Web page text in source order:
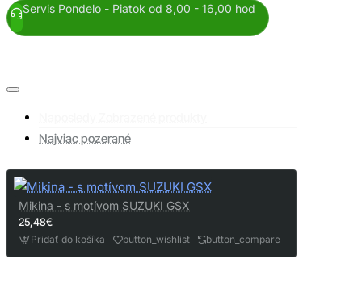
Servis Pondelo - Piatok od 8,00 - 16,00 hod
Najviac pozerané
Mikina - s motívom SUZUKI GSX
25,48€
Pridať do košíka button_wishlist button_compare